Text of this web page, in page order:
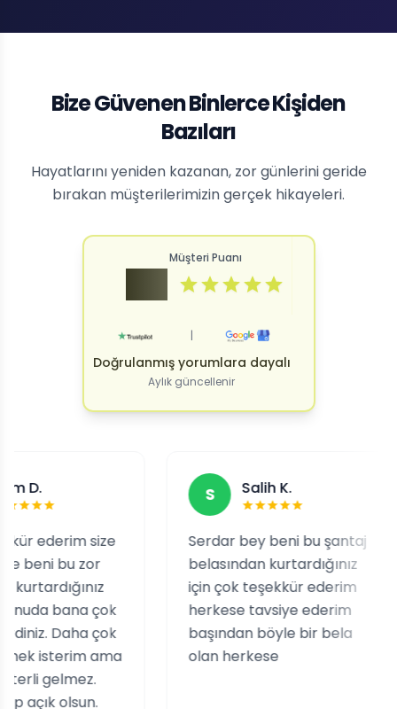
Bize Güvenen Binlerce Kişiden
Bazıları
Hayatlarını yeniden kazanan, zor günlerini geride
bırakan müşterilerimizin gerçek hikayeleri.
Müşteri Puanı
|
Doğrulanmış yorumlara dayalı
Aylık güncellenir
size
zor
çok
çok
ama
Salih K.
Serdar bey beni bu şantaj
belasından kurtardığınız
için çok teşekkür ederim
herkese tavsiye ederim
başından böyle bir bela
olan herkese